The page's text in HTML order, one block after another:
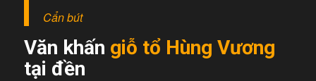
Cẩn bút
Văn khấn giỗ tổ Hùng Vương
tại đền